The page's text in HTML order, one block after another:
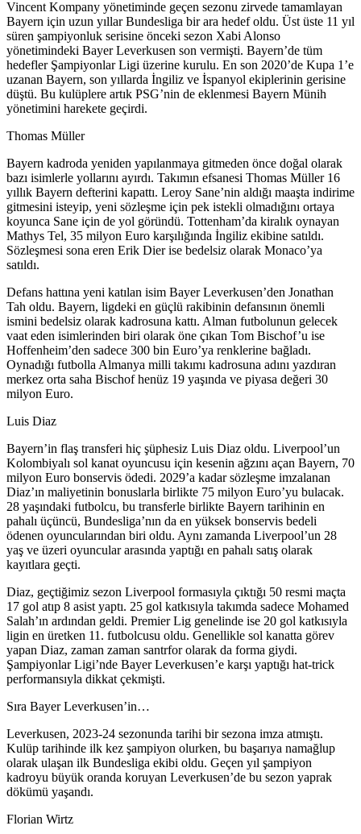
Vincent Kompany yönetiminde geçen sezonu zirvede tamamlayan
Bayern için uzun yıllar Bundesliga bir ara hedef oldu. Üst üste 11 yıl
süren şampiyonluk serisine önceki sezon Xabi Alonso
yönetimindeki Bayer Leverkusen son vermişti. Bayern’de tüm
hedefler Şampiyonlar Ligi üzerine kurulu. En son 2020’de Kupa 1’e
uzanan Bayern, son yıllarda İngiliz ve İspanyol ekiplerinin gerisine
düştü. Bu kulüplere artık PSG’nin de eklenmesi Bayern Münih
yönetimini harekete geçirdi.
Thomas Müller
Bayern kadroda yeniden yapılanmaya gitmeden önce doğal olarak
bazı isimlerle yollarını ayırdı. Takımın efsanesi Thomas Müller 16
yıllık Bayern defterini kapattı. Leroy Sane’nin aldığı maaşta indirime
gitmesini isteyip, yeni sözleşme için pek istekli olmadığını ortaya
koyunca Sane için de yol göründü. Tottenham’da kiralık oynayan
Mathys Tel, 35 milyon Euro karşılığında İngiliz ekibine satıldı.
Sözleşmesi sona eren Erik Dier ise bedelsiz olarak Monaco’ya
satıldı.
Defans hattına yeni katılan isim Bayer Leverkusen’den Jonathan
Tah oldu. Bayern, ligdeki en güçlü rakibinin defansının önemli
ismini bedelsiz olarak kadrosuna kattı. Alman futbolunun gelecek
vaat eden isimlerinden biri olarak öne çıkan Tom Bischof’u ise
Hoffenheim’den sadece 300 bin Euro’ya renklerine bağladı.
Oynadığı futbolla Almanya milli takımı kadrosuna adını yazdıran
merkez orta saha Bischof henüz 19 yaşında ve piyasa değeri 30
milyon Euro.
Luis Diaz
Bayern’in flaş transferi hiç şüphesiz Luis Diaz oldu. Liverpool’un
Kolombiyalı sol kanat oyuncusu için kesenin ağzını açan Bayern, 70
milyon Euro bonservis ödedi. 2029’a kadar sözleşme imzalanan
Diaz’ın maliyetinin bonuslarla birlikte 75 milyon Euro’yu bulacak.
28 yaşındaki futbolcu, bu transferle birlikte Bayern tarihinin en
pahalı üçüncü, Bundesliga’nın da en yüksek bonservis bedeli
ödenen oyuncularından biri oldu. Aynı zamanda Liverpool’un 28
yaş ve üzeri oyuncular arasında yaptığı en pahalı satış olarak
kayıtlara geçti.
Diaz, geçtiğimiz sezon Liverpool formasıyla çıktığı 50 resmi maçta
17 gol atıp 8 asist yaptı. 25 gol katkısıyla takımda sadece Mohamed
Salah’ın ardından geldi. Premier Lig genelinde ise 20 gol katkısıyla
ligin en üretken 11. futbolcusu oldu. Genellikle sol kanatta görev
yapan Diaz, zaman zaman santrfor olarak da forma giydi.
Şampiyonlar Ligi’nde Bayer Leverkusen’e karşı yaptığı hat-trick
performansıyla dikkat çekmişti.
Sıra Bayer Leverkusen’in…
Leverkusen, 2023-24 sezonunda tarihi bir sezona imza atmıştı.
Kulüp tarihinde ilk kez şampiyon olurken, bu başarıya namağlup
olarak ulaşan ilk Bundesliga ekibi oldu. Geçen yıl şampiyon
kadroyu büyük oranda koruyan Leverkusen’de bu sezon yaprak
dökümü yaşandı.
Florian Wirtz